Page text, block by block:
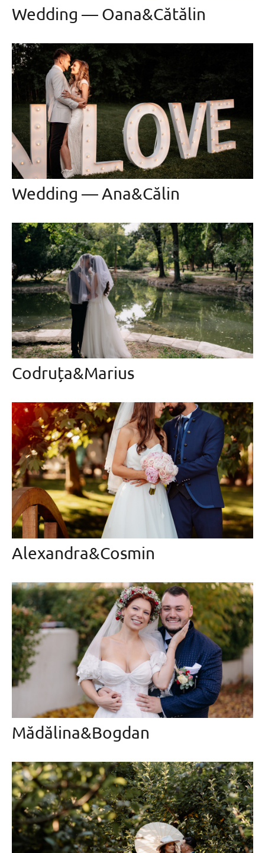
Wedding — Oana&Cătălin
Wedding — Ana&Călin
Codruța&Marius
Alexandra&Cosmin
Mădălina&Bogdan